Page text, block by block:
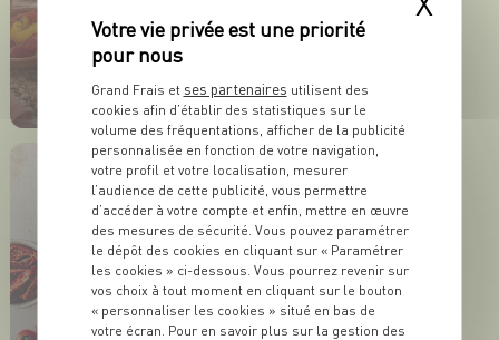
L’apéro prend des airs
d’été !
EN SAVOIR PLUS
Grand Frais et ses partenaires utilisent des
cookies afin d’établir des statistiques sur le
volume des fréquentations, afficher de la publicité
personnalisée en fonction de votre navigation,
votre profil et votre localisation, mesurer
l’audience de cette publicité, vous permettre
d’accéder à votre compte et enfin, mettre en œuvre
des mesures de sécurité. Vous pouvez paramétrer
le dépôt des cookies en cliquant sur « Paramétrer
les cookies » ci-dessous. Vous pourrez revenir sur
vos choix à tout moment en cliquant sur le bouton
« personnaliser les cookies » situé en bas de
votre écran. Pour en savoir plus sur la gestion des